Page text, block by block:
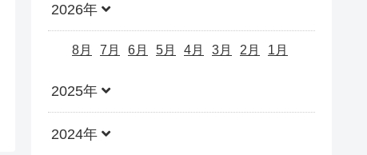
2026年
8月 7月 6月 5月 4月 3月 2月 1月
2025年
2024年